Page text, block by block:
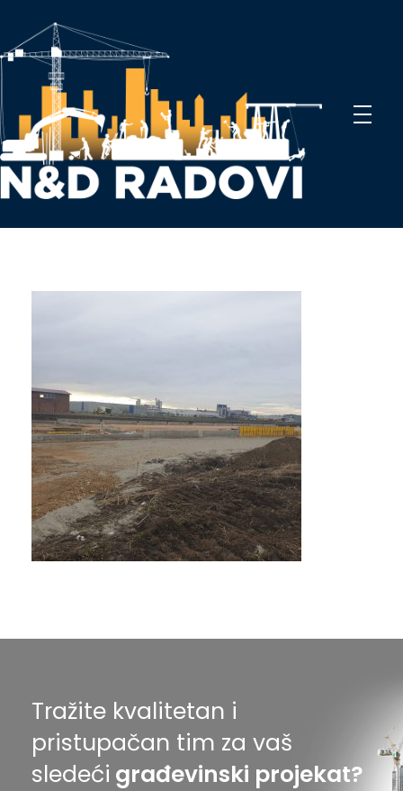
Tražite kvalitetan i
pristupačan tim za vaš
sledeći građevinski projekat?